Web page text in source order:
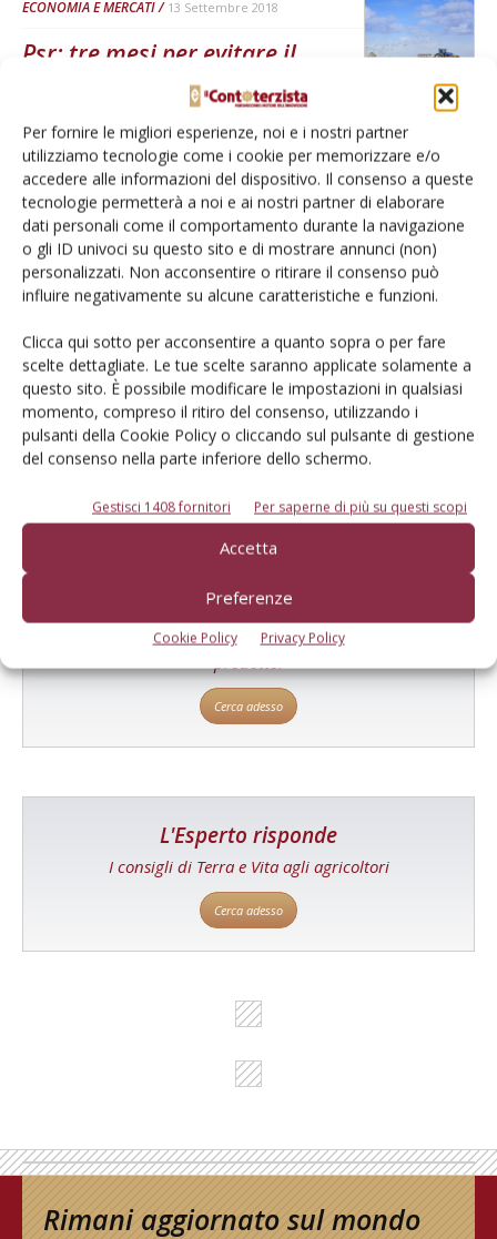
Per fornire le migliori esperienze, noi e i nostri partner
utilizziamo tecnologie come i cookie per memorizzare e/o
accedere alle informazioni del dispositivo. Il consenso a queste
tecnologie permetterà a noi e ai nostri partner di elaborare
dati personali come il comportamento durante la navigazione
o gli ID univoci su questo sito e di mostrare annunci (non)
personalizzati. Non acconsentire o ritirare il consenso può
influire negativamente su alcune caratteristiche e funzioni.
Clicca qui sotto per acconsentire a quanto sopra o per fare
scelte dettagliate. Le tue scelte saranno applicate solamente a
questo sito. È possibile modificare le impostazioni in qualsiasi
momento, compreso il ritiro del consenso, utilizzando i
pulsanti della Cookie Policy o cliccando sul pulsante di gestione
del consenso nella parte inferiore dello schermo.
Gestisci 1408 fornitori Per saperne di più su questi scopi
Accetta
Preferenze
Cookie Policy Privacy Policy
ECONOMIA E MERCATI 13 Settembre 2018
Psr: tre mesi per evitare il
A rischio le Regioni Liguria, Friuli, Abruzzo, Campania, Puglia, Lazio e
Marche
DiAngelo Frascarelli
3 4 5
E-magazine
Tecniche, prodotti e servizi dalle aziende
Catalogo Aziende e Prodotti
Un modo semplice per cercare un'azienda o un
prodotto!
Cerca adesso
L'Esperto risponde
I consigli di Terra e Vita agli agricoltori
Cerca adesso
Rimani aggiornato sul mondo